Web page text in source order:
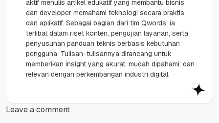
aktif menulis artikel edukatif yang membantu bisnis
dan developer memahami teknologi secara praktis
dan aplikatif. Sebagai bagian dari tim Qwords, ia
terlibat dalam riset konten, pengujian layanan, serta
penyusunan panduan teknis berbasis kebutuhan
pengguna. Tulisan-tulisannya dirancang untuk
memberikan insight yang akurat, mudah dipahami, dan
relevan dengan perkembangan industri digital.
Leave a comment